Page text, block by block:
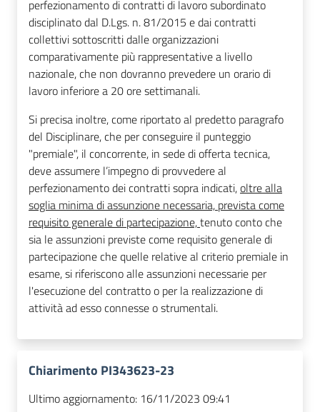
perfezionamento di contratti di lavoro subordinato
disciplinato dal D.Lgs. n. 81/2015 e dai contratti
collettivi sottoscritti dalle organizzazioni
comparativamente più rappresentative a livello
nazionale, che non dovranno prevedere un orario di
lavoro inferiore a 20 ore settimanali.
Si precisa inoltre, come riportato al predetto paragrafo
del Disciplinare, che per conseguire il punteggio
"premiale", il concorrente, in sede di offerta tecnica,
deve assumere l’impegno di provvedere al
perfezionamento dei contratti sopra indicati,oltre alla
soglia minima di assunzione necessaria, previstacome
requisito generale di partecipazione,tenuto conto che
sia le assunzioni previste come requisito generale di
partecipazione che quelle relative al criterio premiale in
esame, si riferiscono alle assunzioni necessarie per
l'esecuzione del contratto o per la realizzazione di
attività ad esso connesse o strumentali.
Chiarimento PI343623-23
Ultimo aggiornamento: 16/11/2023 09:41